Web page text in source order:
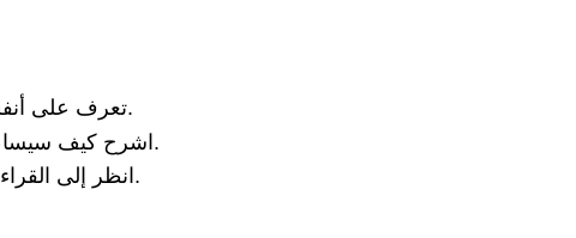
تعرف على أنفسنا كمشاركين في محادثة أكاديمية أكبر.
اشرح كيف سيساعدنا تعلم الكتابة أكاديميًا ومهنيًا وشخصيًا.
انظر إلى القراءة والكتابة كأدوات للتفكير النقدي الدقيق.